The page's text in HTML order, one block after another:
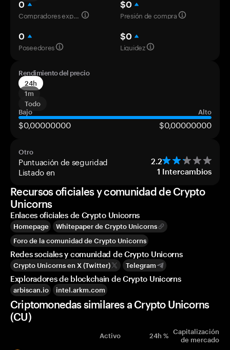
0
Compradores experimentados
$0
Presión de compra
0
Poseedores
$0
Liquidez
Rendimiento del precio
24h
1m
Todo
Bajo
Alto
$0,00000000 $0,00000000
Otro
Puntuación de seguridad 2.2
Listado en 1 Intercambios
Recursos oficiales y comunidad de Crypto
Unicorns
Enlaces oficiales de Crypto Unicorns
Homepage
Whitepaper de Crypto Unicorns
Foro de la comunidad de Crypto Unicorns
Redes sociales y comunidad de Crypto Unicorns
Crypto Unicorns en X (Twitter) Telegram
Exploradores de blockchain de Crypto Unicorns
arbiscan.io intel.arkm.com
Criptomonedas similares a Crypto Unicorns
(CU)
Activo 24h % Capitalización
de mercado